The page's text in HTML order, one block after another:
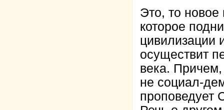
Это, то новое
которое
цивилизации
осуществит
века.
не социал-
проповедует